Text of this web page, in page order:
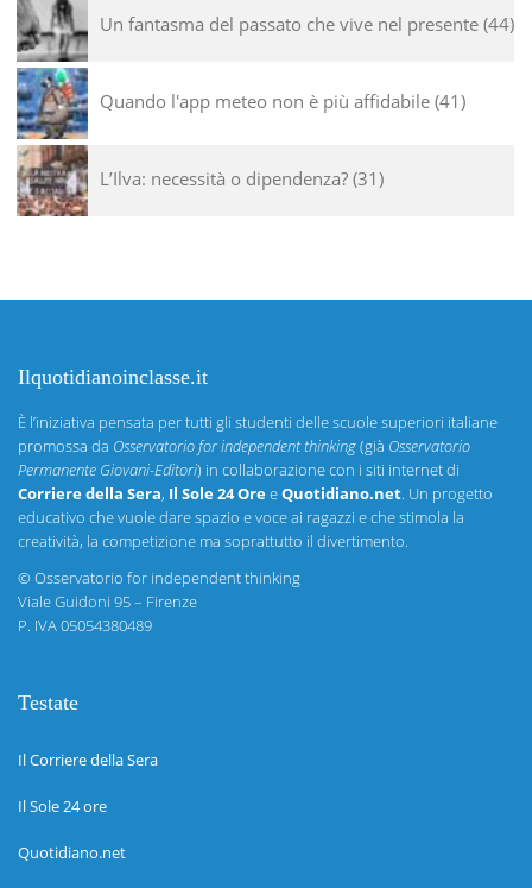
Un fantasma del passato che vive nel presente 44
Quando l'app meteo non è più affidabile 41
L’Ilva: necessità o dipendenza? 31
Ilquotidianoinclasse.it
È l’iniziativa pensata per tutti gli studenti delle scuole superiori italiane
promossa da Osservatorio for independent thinking(già Osservatorio
Permanente Giovani-Editori) in collaborazione con i siti internet di
Corriere della Sera, Il Sole 24 OreeQuotidiano.net. Un progetto
educativo che vuole dare spazio e voce ai ragazzi e che stimola la
creatività, la competizione ma soprattutto il divertimento.
©Osservatorio for independent thinking
Viale Guidoni 95 – Firenze
P. IVA 05054380489
Testate
Il Corriere della Sera
Il Sole 24 ore
Quotidiano.net